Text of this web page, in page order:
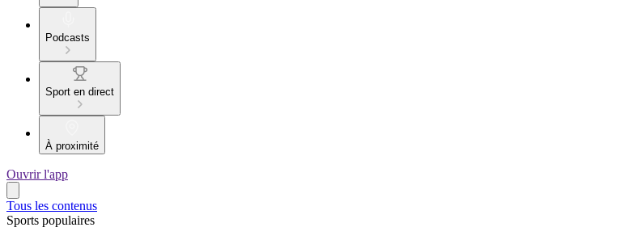
Podcasts
Sport en direct
À proximité
Ouvrir l'app
Tous les contenus
Sports populaires